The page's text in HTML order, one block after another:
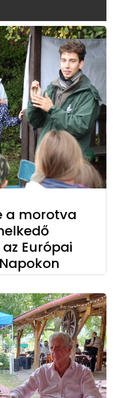
a morotva
Európai